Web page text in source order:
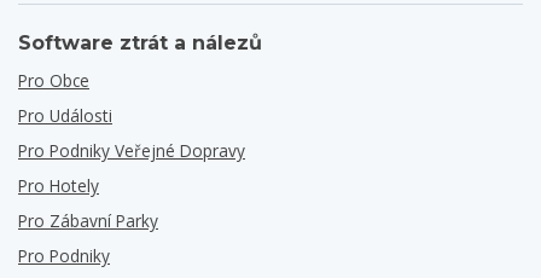
Software ztrát a nálezů
Pro Obce
Pro Události
Pro Podniky Veřejné Dopravy
Pro Hotely
Pro Zábavní Parky
Pro Podniky